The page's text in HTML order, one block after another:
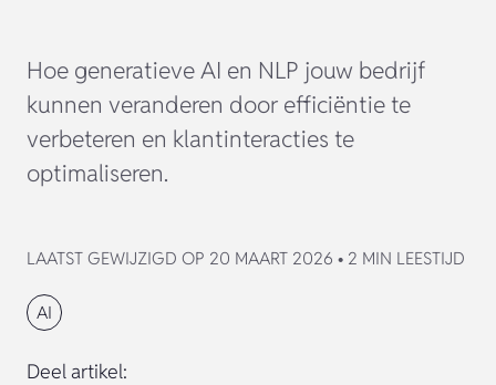
Hoe generatieve AI en NLP jouw bedrijf
kunnen veranderen door efficiëntie te
verbeteren en klantinteracties te
optimaliseren.
LAATST GEWIJZIGD OP 20 MAART 2026 • 2 MIN LEESTIJD
AI
Deel artikel: